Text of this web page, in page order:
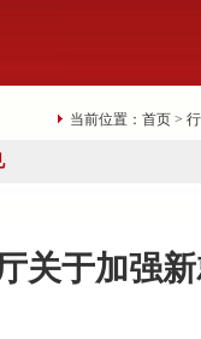
当前位置： 首页 >
关于加强